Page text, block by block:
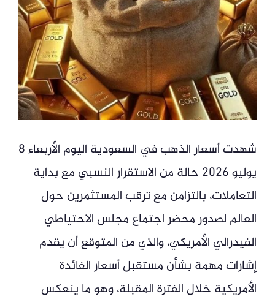
شهدت أسعار الذهب في السعودية اليوم الأربعاء 8
يوليو 2026 حالة من الاستقرار النسبي مع بداية
التعاملات، بالتزامن مع ترقب المستثمرين حول
العالم لصدور محضر اجتماع مجلس الاحتياطي
الفيدرالي الأمريكي، والذي من المتوقع أن يقدم
إشارات مهمة بشأن مستقبل أسعار الفائدة
الأمريكية خلال الفترة المقبلة، وهو ما ينعكس